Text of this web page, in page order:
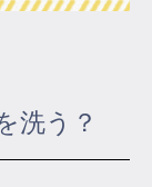
洗う？